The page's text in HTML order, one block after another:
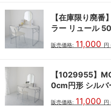
【在庫限り廃
ラー リュール
販売価格: 11,000 円
【1029955】
0cm円形 シルバ
販売価格: 11,000 円